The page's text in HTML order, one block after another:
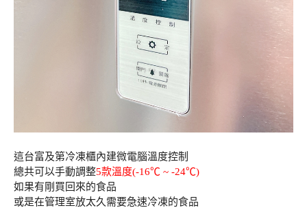
這台富及第冷凍櫃內建微電腦溫度控制
總共可以手動調整5款溫度(-16℃ ~ -24℃)
如果有剛買回來的食品
或是在管理室放太久需要急速冷凍的食品